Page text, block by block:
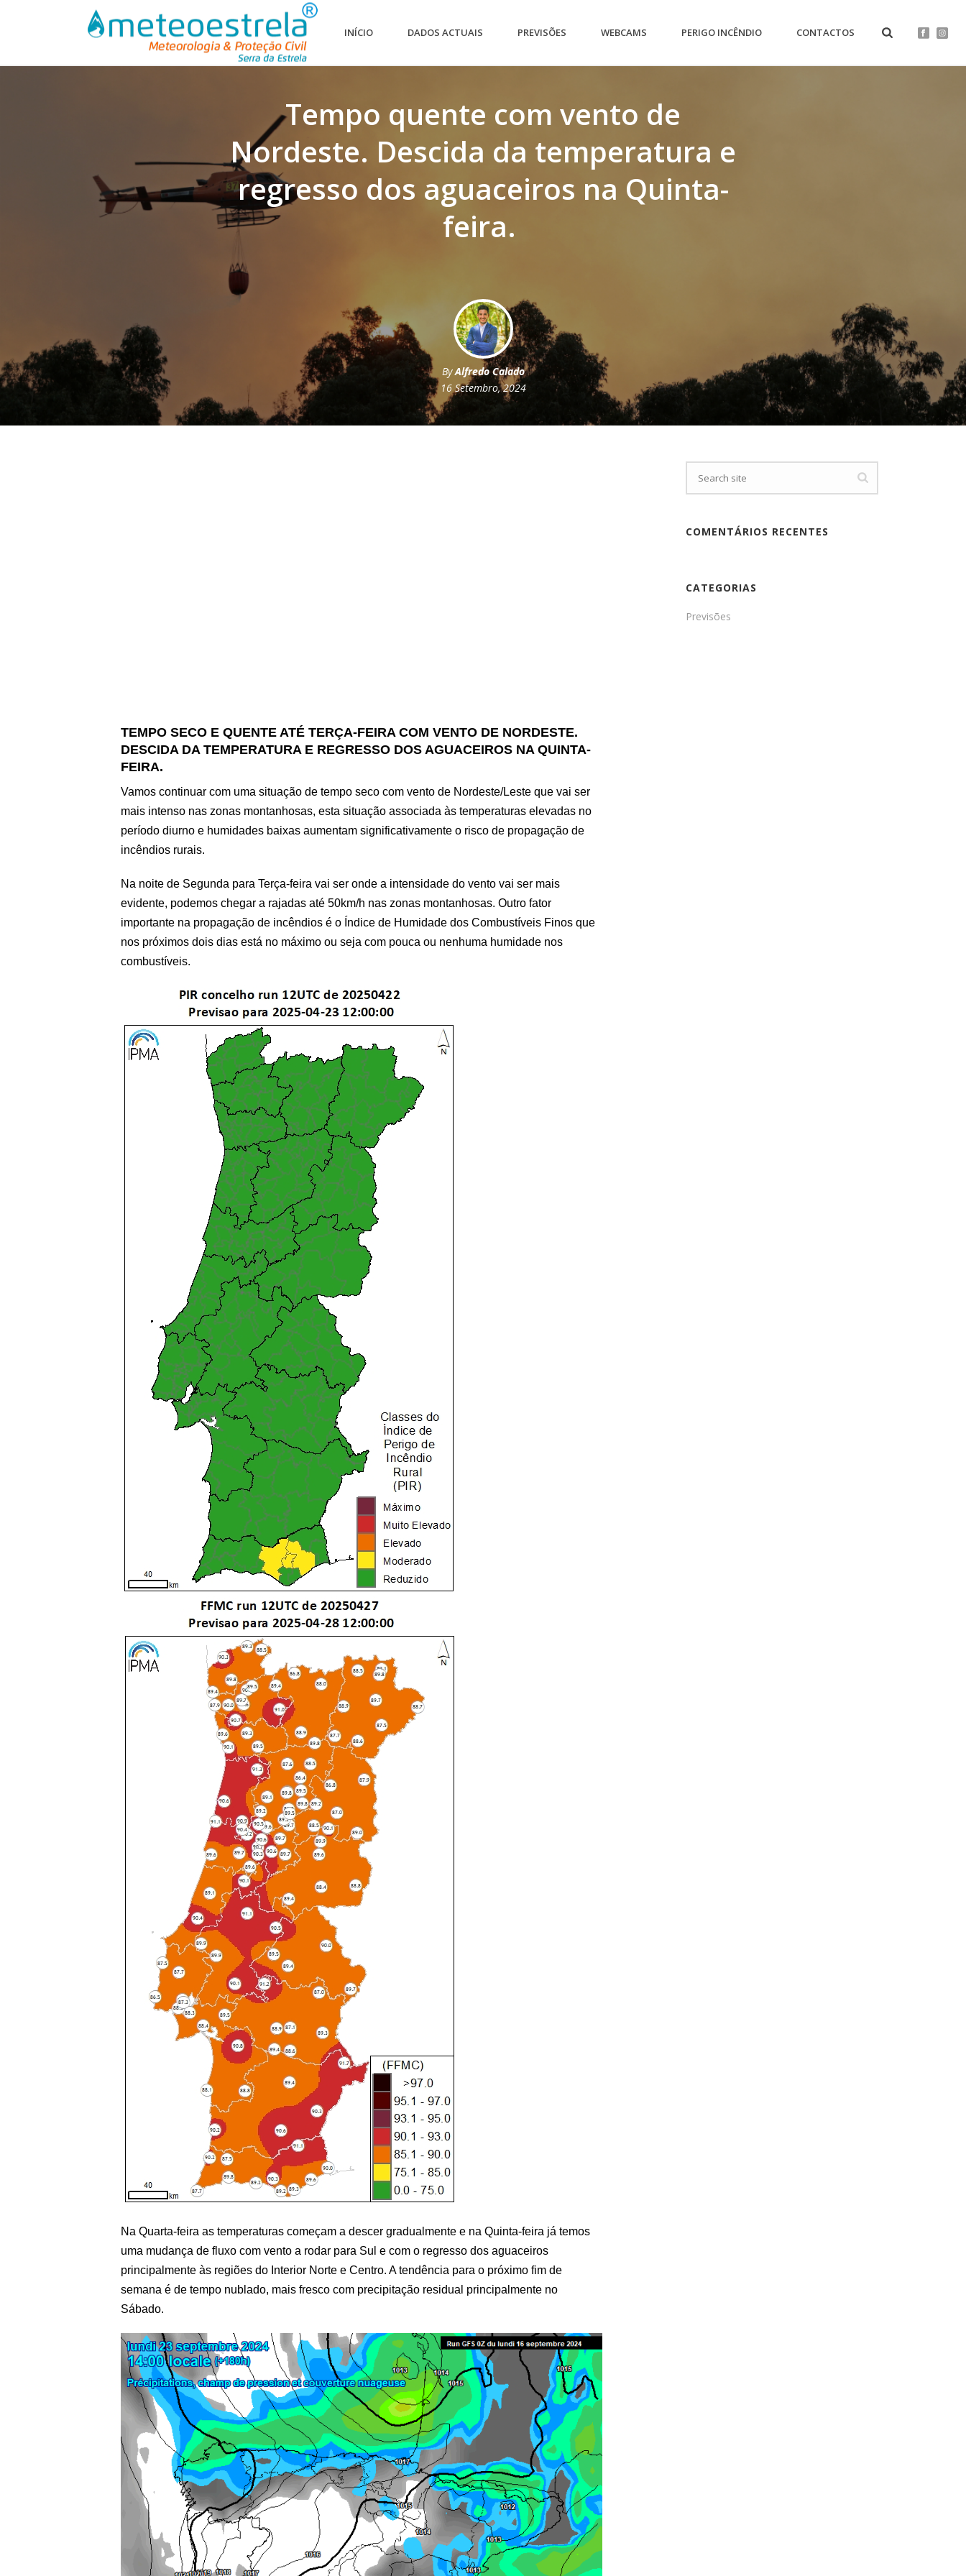
INÍCIO DADOS ACTUAIS PREVISÕES WEBCAMS PERIGO INCÊNDIO CONTACTOS
Tempo quente com vento de
Nordeste. Descida da temperatura e
regresso dos aguaceiros na Quinta-
feira.
ByAlfredo Calado
16 Setembro, 2024
TEMPO SECO E QUENTE ATÉ TERÇA-FEIRA COM VENTO DE NORDESTE.
DESCIDA DA TEMPERATURA E REGRESSO DOS AGUACEIROS NA QUINTA-
FEIRA.
Vamos continuar com uma situação de tempo seco com vento de Nordeste/Leste que vai ser
mais intenso nas zonas montanhosas, esta situação associada às temperaturas elevadas no
período diurno e humidades baixas aumentam significativamente o risco de propagação de
incêndios rurais.
Na noite de Segunda para Terça-feira vai ser onde a intensidade do vento vai ser mais
evidente, podemos chegar a rajadas até 50km/h nas zonas montanhosas. Outro fator
importante na propagação de incêndios é o Índice de Humidade dos Combustíveis Finos que
nos próximos dois dias está no máximo ou seja com pouca ou nenhuma humidade nos
combustíveis.
Na Quarta-feira as temperaturas começam a descer gradualmente e na Quinta-feira já temos
uma mudança de fluxo com vento a rodar para Sul e com o regresso dos aguaceiros
principalmente às regiões do Interior Norte e Centro. A tendência para o próximo fim de
semana é de tempo nublado, mais fresco com precipitação residual principalmente no
Sábado.
COMENTÁRIOS RECENTES
CATEGORIAS
Previsões